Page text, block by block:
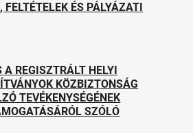
ÉS PÁLYÁZATI
REGISZTRÁLT HELYI
KÖZBIZTONSÁG
TEVÉKENYSÉGÉNEK
SZÓLÓ